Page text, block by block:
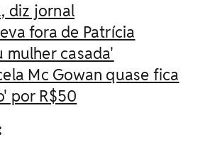
diz jornal
fora de Patrícia
mulher casada'
Mc Gowan quase fica
por R$50